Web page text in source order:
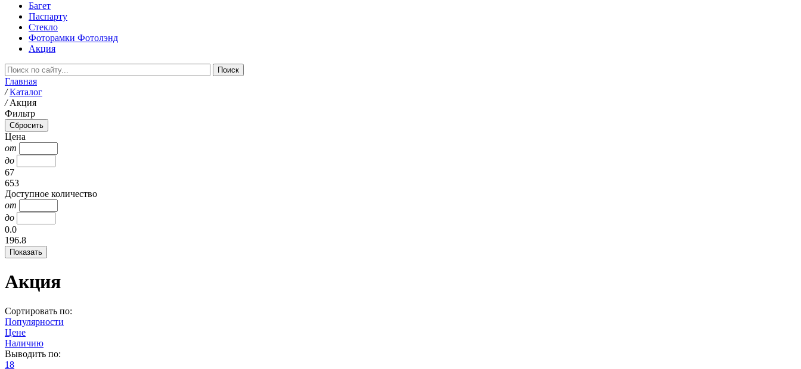
Багет
Паспарту
Стекло
Фоторамки Фотолэнд
Акция
Главная
/ Каталог
/ Акция
Фильтр
Цена
от
до
67
653
Доступное количество
от
до
0.0
196.8
Акция
Сортировать по:
Популярности
Цене
Наличию
Выводить по:
18